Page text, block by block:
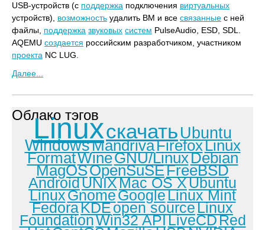
USB-устройств (с поддержка подключения виртуальных
устройств), возможность удалить ВМ и все связанные с ней
файлы, поддержка звуковых систем PulseAudio, ESD, SDL.
AQEMU создается российским разработчиком, участником
проекта NC LUG.
Далее...
Облако тэгов
Linuxскачать Ubuntu
WindowsMandrivaFirefoxLinux
FormatWineGNU/LinuxDebian
MagOSOpenSuSEFreeBSD
AndroidUNIXMac OS XUbuntu
LinuxGnomeGoogleLinux Mint
FedoraKDEopen sourceLinux
FoundationWin32 APILiveCDRed